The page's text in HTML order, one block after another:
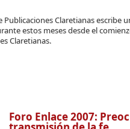
Claretianas escribe
estos meses desde el
Claretianas.
Foro Enlace 2007: